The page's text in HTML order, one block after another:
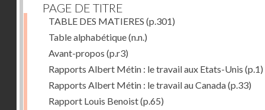
PAGE DE TITRE
TABLE DES MATIERES (p.301)
Table alphabétique(n.n.)
Avant-propos (p.r3)
Rapports Albert Métin : le travail aux Etats-Unis (p.1)
Rapports Albert Métin : le travail au Canada(p.33)
Rapport Louis Benoist(p.65)